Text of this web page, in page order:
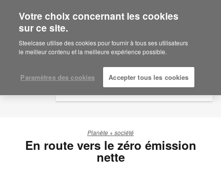
Are you in United States?
Would you like to see Products we sell in
your region?
English
Español
Planète + société
En route vers le zéro émission
nette
Votre choix concernant les cookies
sur ce site.
Steelcase utilise des cookies pour fournir à tous ses utilisateurs
le meilleur contenu et la meilleure expérience possible.
Paramètres des cookies Accepter tous les cookies